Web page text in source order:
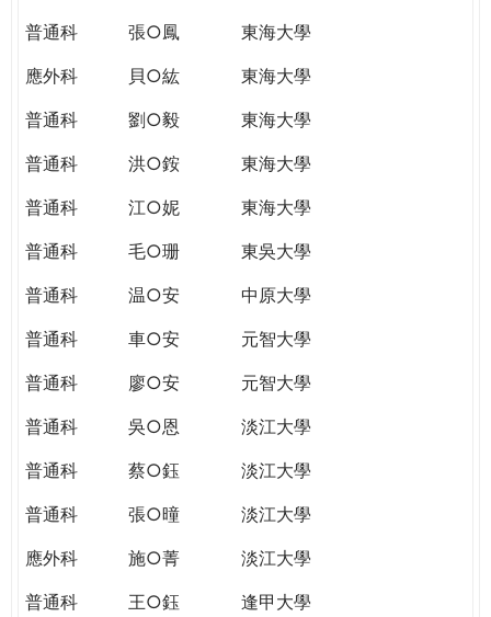
普通科
張○鳳
東海大學
應外科
貝○紘
東海大學
普通科
劉○毅
東海大學
普通科
洪○銨
東海大學
普通科
江○妮
東海大學
普通科
毛○珊
東吳大學
普通科
温○安
中原大學
普通科
車○安
元智大學
普通科
廖○安
元智大學
普通科
吳○恩
淡江大學
普通科
蔡○鈺
淡江大學
普通科
張○曈
淡江大學
應外科
施○菁
淡江大學
普通科
王○鈺
逢甲大學